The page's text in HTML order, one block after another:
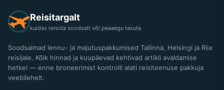
Reisitargalt
kuidas reisida soodsalt või peaaegu tasuta
Soodsaimad lennu- ja majutuspakkumised Tallinna, Helsingi ja Riia
reisijale. Kõik hinnad ja kuupäevad kehtivad artikli avaldamise
hetkel — enne broneerimist kontrolli alati reisiteenuse pakkuja
veebilehelt.